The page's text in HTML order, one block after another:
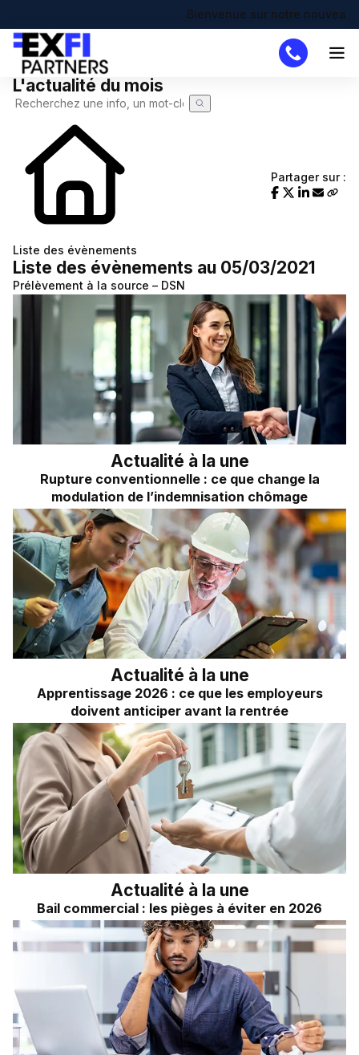
Bienvenue sur notre nouveau site !
Cabinet
Missions
DAF
Créateur
Simulateurs
Recherche de code APE
Chômage partiel
Frais kilométriques
Revenu du dirigeant
TNS
Impôts sur les sociétés
Dividendes
Actualité à la une
Calendrier fiscal
Infographie RSE du mois
Transformation digitale
Quizz RH&VOUS ?
Bien-être en entreprise
Place à l'Expert
Sondage du mois
Demande de devis
L'actualité du mois
Liste des évènements
Partager sur :
Liste des évènements au 05/03/2021
Prélèvement à la source – DSN
Actualité à la une
Rupture conventionnelle : ce que change la
modulation de l’indemnisation chômage
Actualité à la une
Apprentissage 2026 : ce que les employeurs
doivent anticiper avant la rentrée
Actualité à la une
Bail commercial : les pièges à éviter en 2026